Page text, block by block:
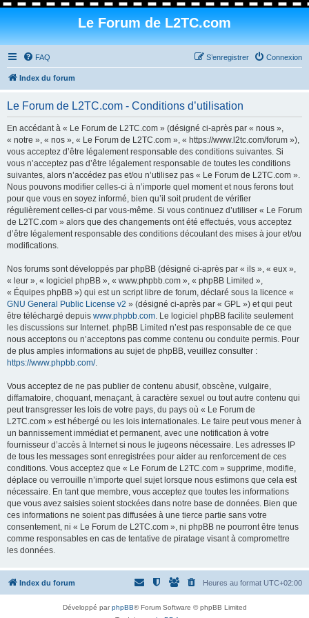
Le Forum de L2TC.com
FAQ Connexion
S’enregistrer
Index du forum
Le Forum de L2TC.com - Conditions d’utilisation
En accédant à « Le Forum de L2TC.com » (désigné ci-après par « nous »,
« notre », « nos », « Le Forum de L2TC.com », « https://www.l2tc.com/forum »),
vous acceptez d’être légalement responsable des conditions suivantes. Si
vous n’acceptez pas d’être légalement responsable de toutes les conditions
suivantes, alors n’accédez pas et/ou n’utilisez pas « Le Forum de L2TC.com ».
Nous pouvons modifier celles-ci à n’importe quel moment et nous ferons tout
pour que vous en soyez informé, bien qu’il soit prudent de vérifier
régulièrement celles-ci par vous-même. Si vous continuez d’utiliser « Le Forum
de L2TC.com » alors que des changements ont été effectués, vous acceptez
d’être légalement responsable des conditions découlant des mises à jour et/ou
modifications.
Nos forums sont développés par phpBB (désigné ci-après par « ils », « eux »,
« leur », « logiciel phpBB », « www.phpbb.com », « phpBB Limited »,
« Équipes phpBB ») qui est un script libre de forum, déclaré sous la licence «
GNU General Public License v2 » (désigné ci-après par « GPL ») et qui peut
être téléchargé depuis www.phpbb.com. Le logiciel phpBB facilite seulement
les discussions sur Internet. phpBB Limited n’est pas responsable de ce que
nous acceptons ou n’acceptons pas comme contenu ou conduite permis. Pour
de plus amples informations au sujet de phpBB, veuillez consulter :
https://www.phpbb.com/.
Vous acceptez de ne pas publier de contenu abusif, obscène, vulgaire,
diffamatoire, choquant, menaçant, à caractère sexuel ou tout autre contenu qui
peut transgresser les lois de votre pays, du pays où « Le Forum de
L2TC.com » est hébergé ou les lois internationales. Le faire peut vous mener à
un bannissement immédiat et permanent, avec une notification à votre
fournisseur d’accès à Internet si nous le jugeons nécessaire. Les adresses IP
de tous les messages sont enregistrées pour aider au renforcement de ces
conditions. Vous acceptez que « Le Forum de L2TC.com » supprime, modifie,
déplace ou verrouille n’importe quel sujet lorsque nous estimons que cela est
nécessaire. En tant que membre, vous acceptez que toutes les informations
que vous avez saisies soient stockées dans notre base de données. Bien que
ces informations ne soient pas diffusées à une tierce partie sans votre
consentement, ni « Le Forum de L2TC.com », ni phpBB ne pourront être tenus
comme responsables en cas de tentative de piratage visant à compromettre
les données.
Index du forum Heures au format UTC+02:00
Développé parphpBB® Forum Software © phpBB Limited